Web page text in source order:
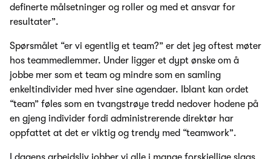
definerte målsetninger og roller og med et ansvar for
resultater”.
Spørsmålet “er vi egentlig et team?” er det jeg oftest møter
hos teammedlemmer. Under ligger et dypt ønske om å
jobbe mer som et team og mindre som en samling
enkeltindivider med hver sine agendaer. Iblant kan ordet
“team” føles som en tvangstrøye tredd nedover hodene på
en gjeng individer fordi administrerende direktør har
oppfattet at det er viktig og trendy med “teamwork”.